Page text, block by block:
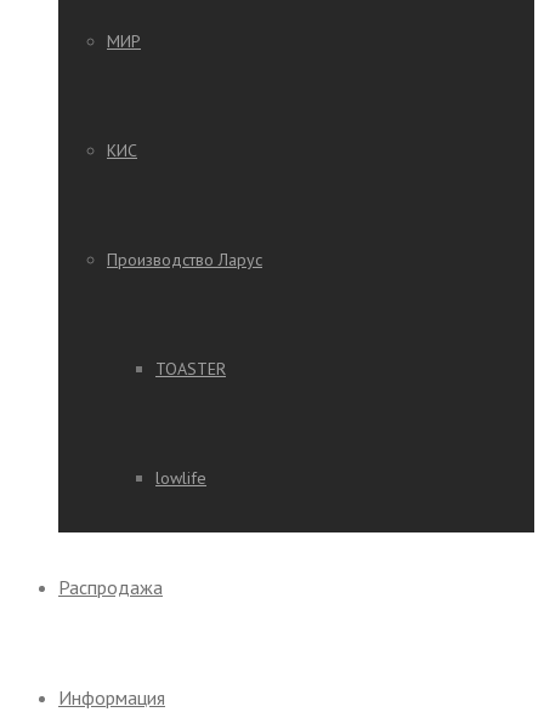
МИР
КИС
Производство Ларус
TOASTER
lowlife
Распродажа
Информация